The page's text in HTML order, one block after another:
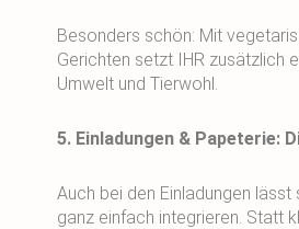
Besonders schön: Mit
Gerichten setzt IHR zusätzlich
Umwelt und Tierwohl.
5. Einladungen & Papeterie:
Auch bei den Einladungen
ganz einfach integrieren. Statt